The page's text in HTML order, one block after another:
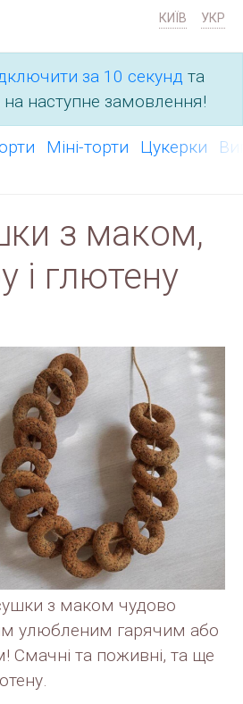
КИÏВ УКР
за 10 секунд та
наступне замовлення!
Міні-торти Цукерки
з маком,
і глютену
сушки з маком чудово
улюбленим гарячим або
Смачні та поживні, та ще